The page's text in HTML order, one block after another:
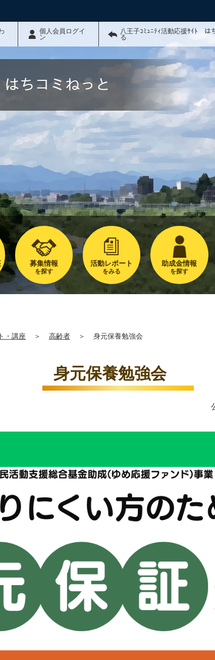
個人会員ログイ
ン
八王子ｺﾐｭﾆﾃｨ活動応援ｻｲﾄ は
る
ちコミねっと
募集情報
を探す
活動レポート
をみる
助成金情報
を探す
・講座 ＞ 高齢者 ＞ 身元保養勉強会
身元保養勉強会